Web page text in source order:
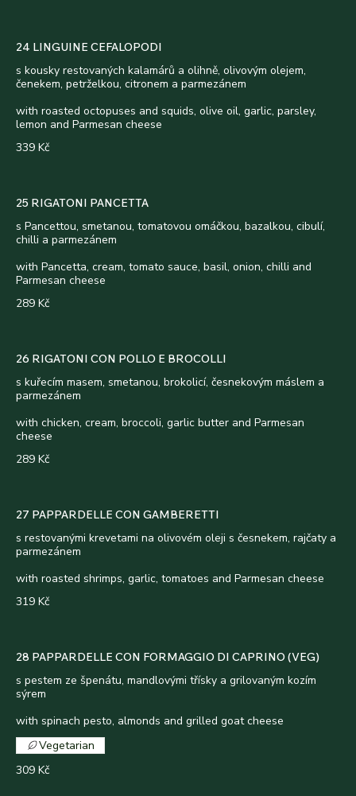
24 LINGUINE CEFALOPODI
s kousky restovaných kalamárů a olihně, olivovým olejem,
čenekem, petrželkou, citronem a parmezánem
with roasted octopuses and squids, olive oil, garlic, parsley,
lemon and Parmesan cheese
339 Kč
25 RIGATONI PANCETTA
s Pancettou, smetanou, tomatovou omáčkou, bazalkou, cibulí,
chilli a parmezánem
with Pancetta, cream, tomato sauce, basil, onion, chilli and
Parmesan cheese
289 Kč
26 RIGATONI CON POLLO E BROCOLLI
s kuřecím masem, smetanou, brokolicí, česnekovým máslem a
parmezánem
with chicken, cream, broccoli, garlic butter and Parmesan
cheese
289 Kč
27 PAPPARDELLE CON GAMBERETTI
s restovanými krevetami na olivovém oleji s česnekem, rajčaty a
parmezánem
with roasted shrimps, garlic, tomatoes and Parmesan cheese
319 Kč
28 PAPPARDELLE CON FORMAGGIO DI CAPRINO (VEG)
s pestem ze špenátu, mandlovými třísky a grilovaným kozím
sýrem
with spinach pesto, almonds and grilled goat cheese
309 Kč
Vegetarian